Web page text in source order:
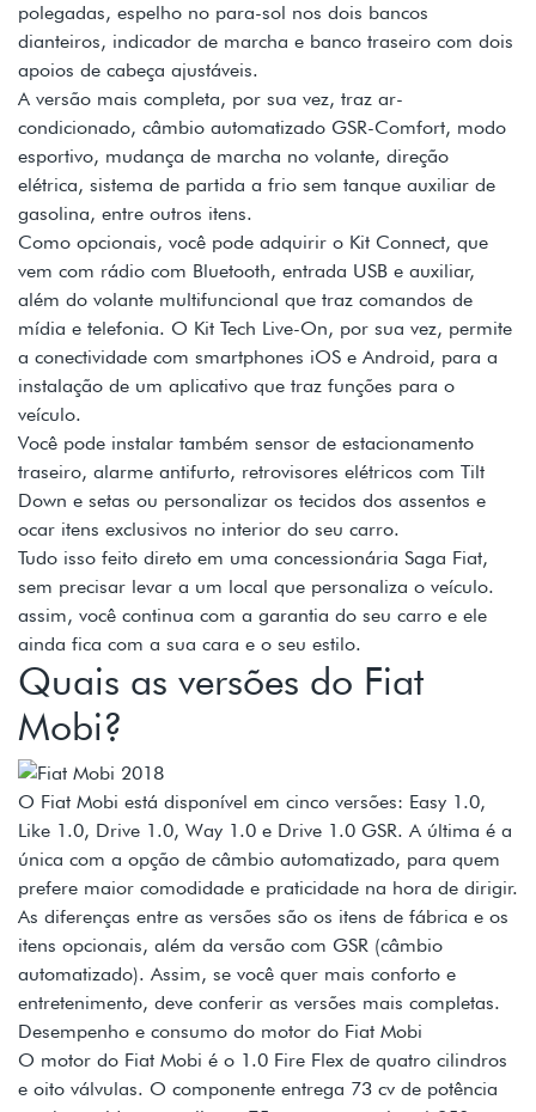
polegadas, espelho no para-sol nos dois bancos
dianteiros, indicador de marcha e banco traseiro com dois
apoios de cabeça ajustáveis.
A versão mais completa, por sua vez, traz ar-
condicionado, câmbio automatizado GSR-Comfort, modo
esportivo, mudança de marcha no volante, direção
elétrica, sistema de partida a frio sem tanque auxiliar de
gasolina, entre outros itens.
Como opcionais, você pode adquirir o Kit Connect, que
vem com rádio com Bluetooth, entrada USB e auxiliar,
além do volante multifuncional que traz comandos de
mídia e telefonia. O Kit Tech Live-On, por sua vez, permite
a conectividade com smartphones iOS e Android, para a
instalação de um aplicativo que traz funções para o
veículo.
Você pode instalar também sensor de estacionamento
traseiro, alarme antifurto, retrovisores elétricos com Tilt
Down e setas ou personalizar os tecidos dos assentos e
ocar itens exclusivos no interior do seu carro.
Tudo isso feito direto em uma concessionária Saga Fiat,
sem precisar levar a um local que personaliza o veículo.
assim, você continua com a garantia do seu carro e ele
ainda fica com a sua cara e o seu estilo.
Quais as versões do Fiat
Mobi?
O Fiat Mobi está disponível em cinco versões: Easy 1.0,
Like 1.0, Drive 1.0, Way 1.0 e Drive 1.0 GSR. A última é a
única com a opção de câmbio automatizado, para quem
prefere maior comodidade e praticidade na hora de dirigir.
As diferenças entre as versões são os itens de fábrica e os
itens opcionais, além da versão com GSR (câmbio
automatizado). Assim, se você quer mais conforto e
entretenimento, deve conferir as versões mais completas.
Desempenho e consumo do motor do Fiat Mobi
O motor do Fiat Mobi é o 1.0 Fire Flex de quatro cilindros
e oito válvulas. O componente entrega 73 cv de potência